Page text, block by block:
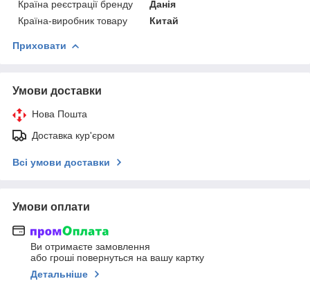
Країна реєстрації бренду
Данія
Країна-виробник товару
Китай
Приховати
Умови доставки
Нова Пошта
Доставка кур'єром
Всі умови доставки
Умови оплати
Ви отримаєте замовлення
або гроші повернуться на вашу картку
Детальніше